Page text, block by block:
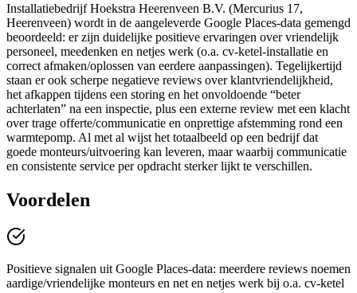
Installatiebedrijf Hoekstra Heerenveen B.V. (Mercurius 17,
Heerenveen) wordt in de aangeleverde Google Places-data gemengd
beoordeeld: er zijn duidelijke positieve ervaringen over vriendelijk
personeel, meedenken en netjes werk (o.a. cv-ketel-installatie en
correct afmaken/oplossen van eerdere aanpassingen). Tegelijkertijd
staan er ook scherpe negatieve reviews over klantvriendelijkheid,
het afkappen tijdens een storing en het onvoldoende “beter
achterlaten” na een inspectie, plus een externe review met een klacht
over trage offerte/communicatie en onprettige afstemming rond een
warmtepomp. Al met al wijst het totaalbeeld op een bedrijf dat
goede monteurs/uitvoering kan leveren, maar waarbij communicatie
en consistente service per opdracht sterker lijkt te verschillen.
Voordelen
Positieve signalen uit Google Places-data: meerdere reviews noemen
aardige/vriendelijke monteurs en net en netjes werk bij o.a. cv-ketel